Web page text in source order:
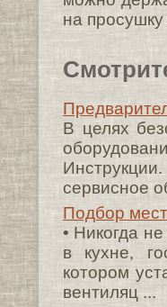
на просушку
В целях
сервисное
Подбор
• Никогда
в кухне,
котором
вентиляц ...